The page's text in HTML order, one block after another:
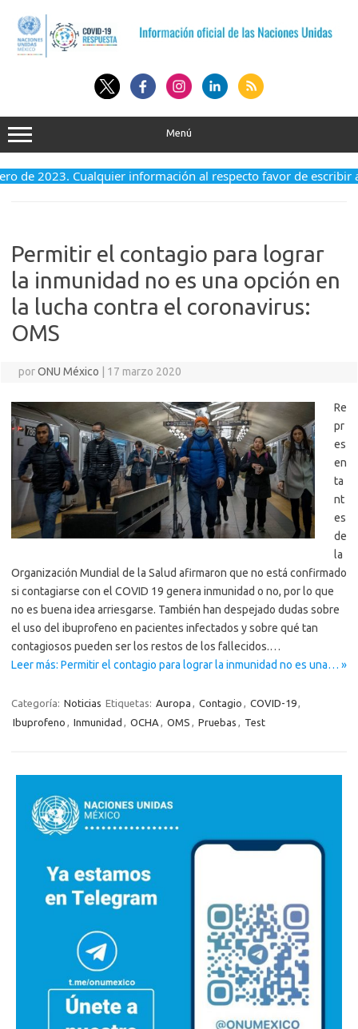
contenido
Menú
de 2023. Cualquier información al respecto favor de escribir
Permitir el contagio para lograr
la inmunidad no es una opción en
la lucha contra el coronavirus:
OMS
porONU México 17 marzo 2020
Re
pr
es
en
ta
nt
es
de
la
Organización Mundial de la Salud afirmaron que no está confirmado
si contagiarse con el COVID 19 genera inmunidad o no, por lo que
no es buena idea arriesgarse. También han despejado dudas sobre
el uso del ibuprofeno en pacientes infectados y sobre qué tan
contagiosos pueden ser los restos de los fallecidos.…
Leer más: Permitir el contagio para lograr la inmunidad no es una… »
Categoría: Noticias Etiquetas: Auropa , Contagio , COVID-19,
Ibuprofeno , Inmunidad , OCHA , OMS , Pruebas , Test